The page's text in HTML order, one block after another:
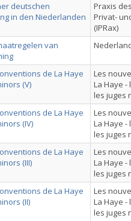
deutschen
in den Niederlanden
Praxis
Privat-
(IPRax)
van
de La Haye
(V)
Les
La Haye
les juges
de La Haye
(IV)
Les
La Haye
les juges
de La Haye
(III)
Les
La Haye
les juges
de La Haye
(II)
Les
La Haye
les juges